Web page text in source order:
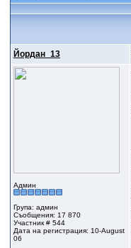
Йордан_13
Админ
Група: админ
Съобщения: 17 870
Участник # 544
Дата на регистрация: 10-August
06